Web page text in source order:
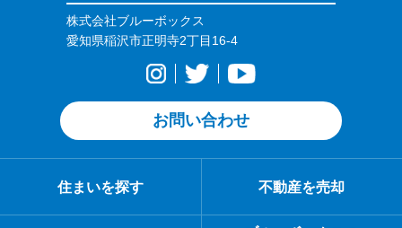
株式会社ブルーボックス
愛知県稲沢市正明寺2丁目16-4
お問い合わせ
住まいを探す 不動産を売却